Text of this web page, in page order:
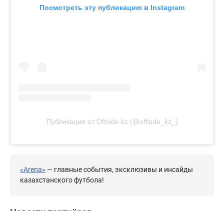
Посмотреть эту публикацию в Instagram
Публикация от Offside.kz (@offside_kz_)
«Arena» — главные события, эксклюзивы и инсайды
казахстанского футбола!